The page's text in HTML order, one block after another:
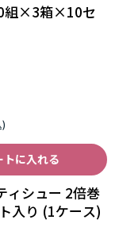
組×3箱×10セ
トに入れる
ィシュー 2倍巻
入り (1ケース)